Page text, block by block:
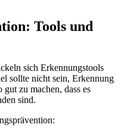
Tools und
sich Erkennungstools
sollte nicht sein, Erkennung
zu machen, dass es
sind.